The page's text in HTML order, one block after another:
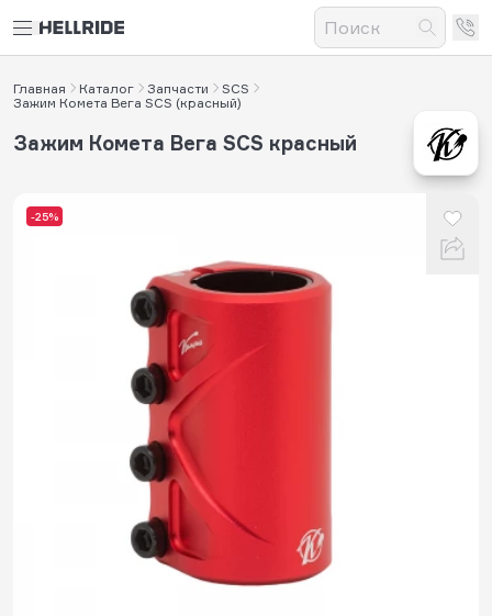
Главная Каталог Запчасти
SCS
Зажим Комета Вега SCS (красный)
-25%
Зажим Комета Вега SCS красный